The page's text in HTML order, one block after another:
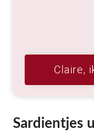
Claire,
Sardientjes